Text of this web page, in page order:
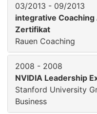
03/2013 - 09/2013
integrative
Zertifikat
Rauen Coaching
2008 - 2008
NVIDIA Leadership
Stanford University
Business